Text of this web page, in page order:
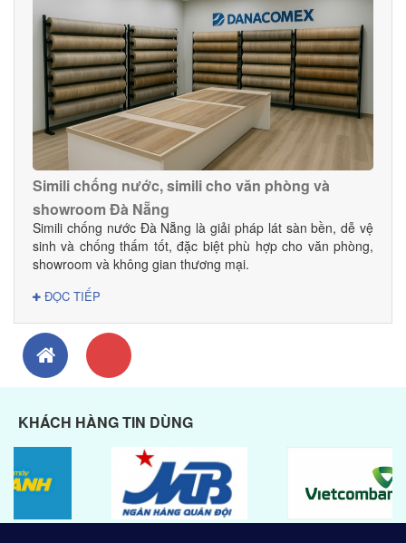
không gian trở nên ấm cúng, sang trọng và bền đẹp theo
thời gian.
________________________________________ 6. Liên
hệ tư vấn – báo giá sàn gỗ tự nhiên Đà Nẵng Danacomex
– Vật liệu nội thất Đà Nẵng Địa chỉ: 179 Nguyễn Tri
Phương, P. Thanh Khê, TP. Đà Nẵng Hotline: 0945 368 615
Web: danacomex.com
Simili chống nước, simili cho văn phòng và
showroom Đà Nẵng
Simili chống nước Đà Nẵng là giải pháp lát sàn bền, dễ vệ
sinh và chống thấm tốt, đặc biệt phù hợp cho văn phòng,
showroom và không gian thương mại.
ĐỌC TIẾP
KHÁCH HÀNG TIN DÙNG